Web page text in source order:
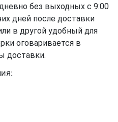
без выходных с 9:00
дней после доставки
в другой удобный для
оговаривается в
доставки.